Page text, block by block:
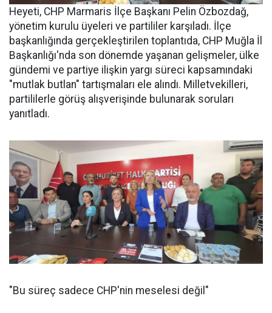
Heyeti, CHP Marmaris İlçe Başkanı Pelin Özbozdağ,
yönetim kurulu üyeleri ve partililer karşıladı. İlçe
başkanlığında gerçekleştirilen toplantıda, CHP Muğla İl
Başkanlığı'nda son dönemde yaşanan gelişmeler, ülke
gündemi ve partiye ilişkin yargı süreci kapsamındaki
"mutlak butlan" tartışmaları ele alındı. Milletvekilleri,
partililerle görüş alışverişinde bulunarak soruları
yanıtladı.
"Bu süreç sadece CHP'nin meselesi değil"